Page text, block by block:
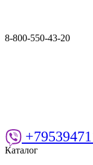
8-800-550-43-20
Каталог